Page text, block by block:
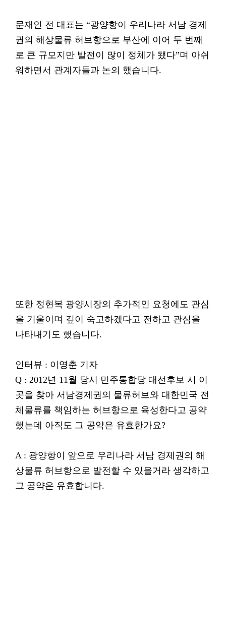
문재인 전 대표는 “광양항이 우리나라 서남 경제
권의 해상물류 허브항으로 부산에 이어 두 번째
로 큰 규모지만 발전이 많이 정체가 됐다”며 아쉬
워하면서 관계자들과 논의 했습니다.
또한 정현복 광양시장의 추가적인 요청에도 관심
을 기울이며 깊이 숙고하겠다고 전하고 관심을
나타내기도 했습니다.
인터뷰 : 이영춘 기자
Q : 2012년 11월 당시 민주통합당 대선후보 시 이
곳을 찾아 서남경제권의 물류허브와 대한민국 전
체물류를 책임하는 허브항으로 육성한다고 공약
했는데 아직도 그 공약은 유효한가요?
A : 광양항이 앞으로 우리나라 서남 경제권의 해
상물류 허브항으로 발전할 수 있을거라 생각하고
그 공약은 유효합니다.